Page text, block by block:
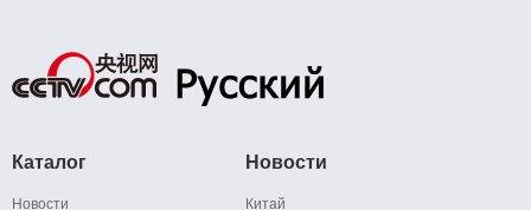
Каталог
Новости
Новости
Китай